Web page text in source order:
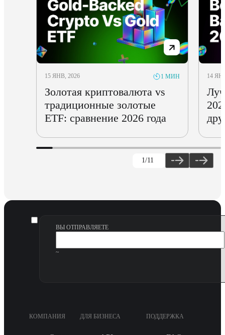
15 ЯНВ, 2026 1 МИН
Золотая криптовалюта vs
традиционные золотые
ETF: сравнение 2026 года
14
1/11
ВЫ ОТПРАВЛЯЕТЕ
~
КОМПАНИЯ ДЛЯ БИЗНЕСА ПОДДЕРЖКА